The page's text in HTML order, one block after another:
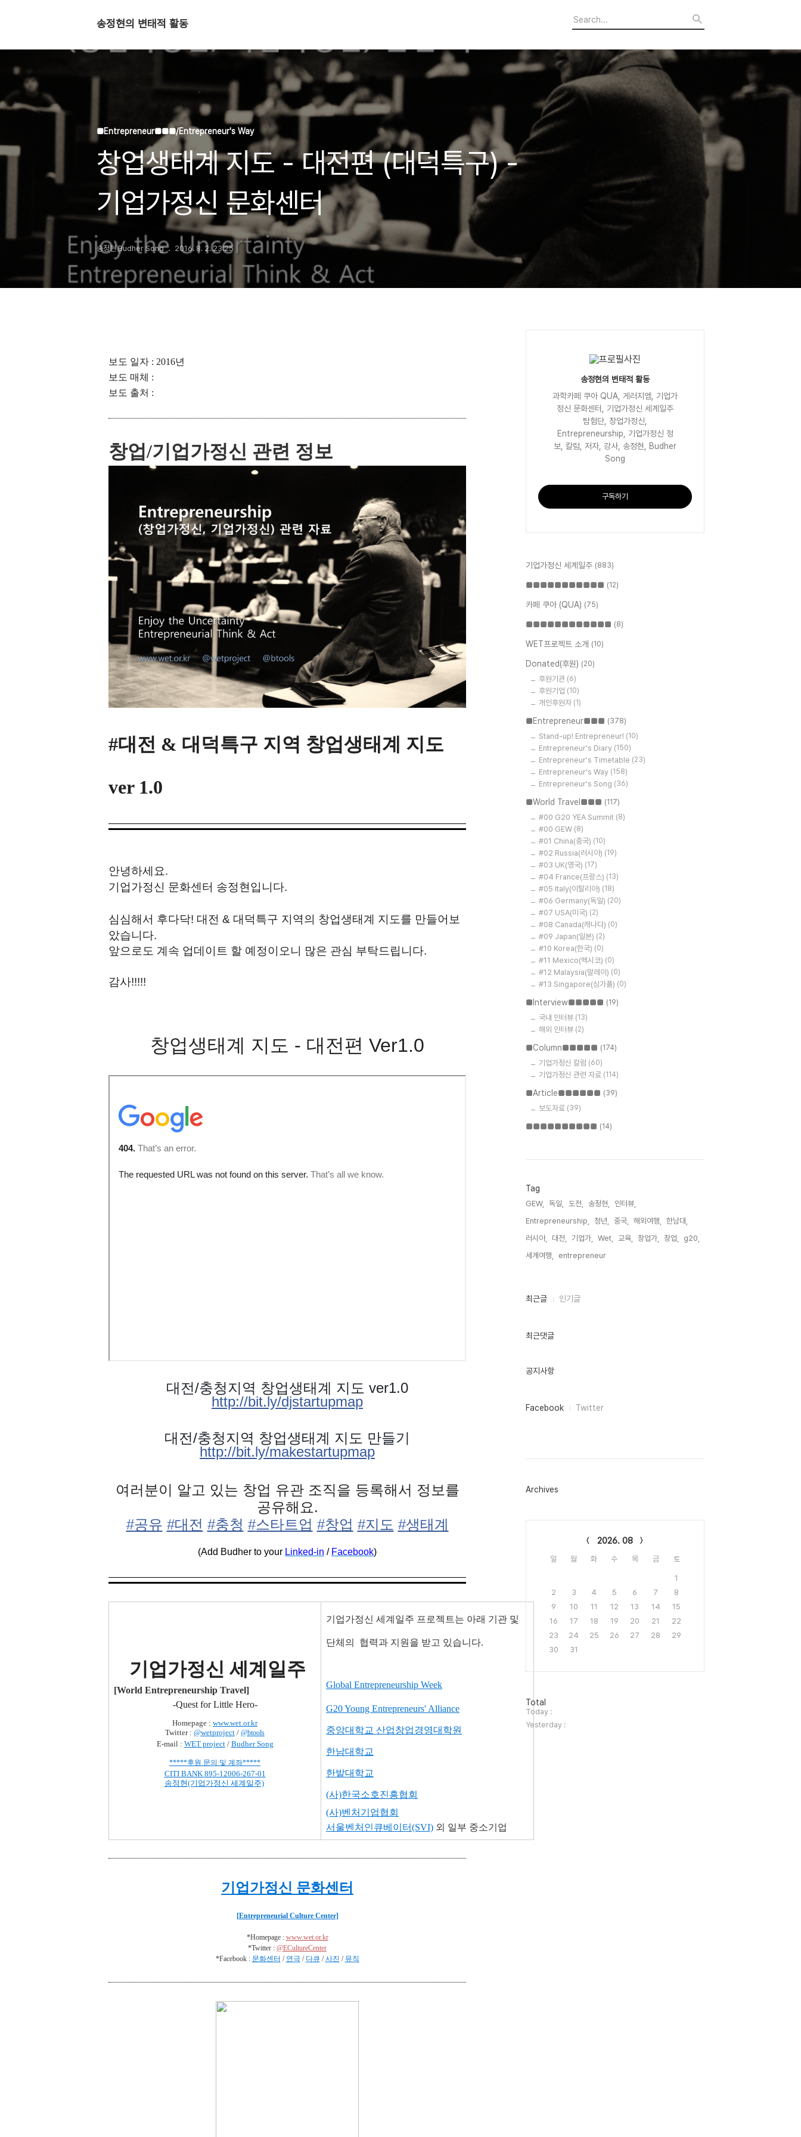
송정현의 변태적 활동
■Entrepreneur■■■/Entrepreneur's Way
창업생태계 지도 - 대전편 (대덕특구) -
기업가정신 문화센터
송정현 Budher Song 2016. 8. 2. 23:25
보도 일자 : 2016년
보도 매체 :
보도 출처 :
창업/기업가정신 관련 정보
#대전 & 대덕특구 지역 창업생태계 지도
ver 1.0
안녕하세요.
기업가정신 문화센터 송정현입니다.
심심해서 후다닥! 대전 & 대덕특구 지역의 창업생태계 지도를 만들어보
았습니다.
앞으로도 계속 업데이트 할 예정이오니 많은 관심 부탁드립니다.
감사!!!!!
창업생태계 지도 - 대전편 Ver1.0
대전/충청지역 창업생태계 지도 ver1.0
http://bit.ly/djstartupmap
대전/충청지역 창업생태계 지도 만들기
http://bit.ly/makestartupmap
여러분이 알고 있는 창업 유관 조직을 등록해서 정보를
공유해요.
‪#‎공유‬ ‪#‎대전‬ ‪#‎충청‬ ‪#‎스타트업‬ ‪#‎창업‬ ‪#‎지도‬ ‪#‎생태계‬
(Add Budher to your Linked-in / Facebook)
기 업가정신 세계일주
[World Entrepreneurship Travel]
-Quest for Little Hero-
Homepage : www.wet.or.kr
Twitter : @wetproject / @btools
E-mail : WET project/ Budher Song
*****후원 문의 및 계좌*****
CITI BANK 895-12006-267-01
송정현(기업가정신 세계일주)
기업가정신 세계일주 프로젝트는 아래 기관 및
단체의 협력과 지원을 받고 있습니다.
Global Entrepreneurship Week
G20 Young Entrepreneurs' Alliance
중앙대학교 산업창업경영대학원
한남대학교
한밭대학교
(사)한국소호진흥협회
(사)벤처기업협회
서울벤처인큐베이터(SVI) 외 일부 중소기업
기업가정신 문화센터
[Entrepreneurial Culture Center]
*Homepage : www.wet.or.kr
*Twitter : @ECultureCenter
*Facebook : 문화센터 / 연극 / 다큐 /사진 / 뮤직
송정현의 변태적 활동
과학카페 쿠아 QUA, 게러지엠, 기업가
정신 문화센터, 기업가정신 세계일주
탐험단, 창업가정신,
Entrepreneurship, 기업가정신 정
보, 칼럼, 저자, 강사, 송정현, Budher
Song
구독하기
기업가정신 세계일주 (883)
■■■■■■■■■■■ (12)
카페 쿠아 (QUA) (75)
■■■■■■■■■■■■ (8)
WET프로젝트 소개 (10)
Donated(후원) (20)
후원기관 (6)
후원기업 (10)
개인후원자 (1)
■Entrepreneur■■■ (378)
Stand-up! Entrepreneur! (10)
Entrepreneur's Diary (150)
Entrepreneur's Timetable (23)
Entrepreneur's Way (158)
Entrepreneur's Song (36)
■World Travel■■■ (117)
#00 G20 YEA Summit (8)
#00 GEW (8)
#01 China(중국) (10)
#02 Russia(러시아) (19)
#03 UK(영국) (17)
#04 France(프랑스) (13)
#05 Italy(이탈리아) (18)
#06 Germany(독일) (20)
#07 USA(미국) (2)
#08 Canada(캐나다) (0)
#09 Japan(일본) (2)
#10 Korea(한국) (0)
#11 Mexico(멕시코) (0)
#12 Malaysia(말레이) (0)
#13 Singapore(싱가폴) (0)
■Interview■■■■■ (19)
국내 인터뷰 (13)
해외 인터뷰 (2)
■Column■■■■■ (174)
기업가정신 칼럼 (60)
기업가정신 관련 자료 (114)
■Article■■■■■■ (39)
보도자료 (39)
■■■■■■■■■■ (14)
Tag
GEW, 독일, 도전, 송정현,
인터뷰,
Entrepreneurship,
청년, 중국, 해외여행,
한남대,
러시아,
대전, 기업가, Wet, 교육, 창업가, 창업,
g20,
세계여행,
entrepreneur,
최
인
최근글 인기글
최근댓글
공지사항
페
그
Facebook Twitter
Archives
2026. 08
일 월 화 수 목 금 토
1
2
3 4 5 6 7
8
9
10 11 12 13 14
15
16
17 18 19 20 21
22
23
24 25 26 27 28
29
30
31
방
문
자
수
Total
Today :
Yesterday :